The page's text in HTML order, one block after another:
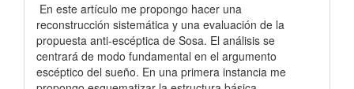
En este artículo me propongo hacer una
reconstrucción sistemática y una evaluación de la
propuesta anti-escéptica de Sosa. El análisis se
centrará de modo fundamental en el argumento
escéptico del sueño. En una primera instancia me